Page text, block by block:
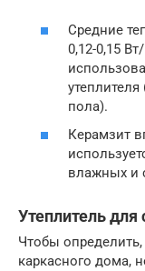
Средние
0,12-0,15
пола).
Керамзит
влажных и
Утеплитель для
Чтобы
каркасного дома,